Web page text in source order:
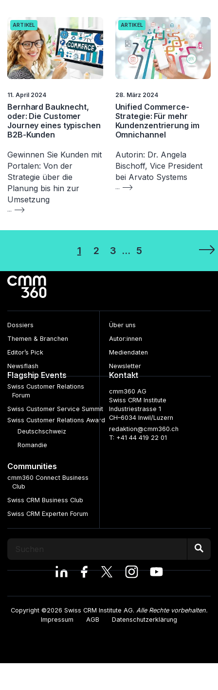
ARTIKEL
11. April 2024
Bernhard Bauknecht,
oder: Die Customer
Journey eines typischen
B2B-Kunden
Gewinnen Sie Kunden mit
Portalen: Von der
Strategie über die
Planung bis hin zur
Umsetzung
...
ARTIKEL
28. März 2024
Unified Commerce-
Strategie: Für mehr
Kundenzentrierung im
Omnichannel
Autorin: Dr. Angela
Bischoff, Vice President
bei Arvato Systems
...
Seitennummerierung
der
Beiträge
1 2 3 … 5
Dossiers
Themen & Branchen
Editor’s Pick
Newsflash
Über uns
Autor:innen
Mediendaten
Newsletter
Flagship Events
Swiss Customer Relations
Forum
Swiss Customer Service Summit
Swiss Customer Relations Award
Deutschschweiz
Romandie
Communities
cmm360 Connect Business
Club
Swiss CRM Business Club
Swiss CRM Experten Forum
Kontakt
cmm360 AG
Swiss CRM Institute
Industriestrasse 1
CH–6034 Inwil/Luzern
redaktion@cmm360.ch
T: +41 44 419 22 01
Copyright ©2026 Swiss CRM Institute AG. Alle Rechte vorbehalten.
Impressum
AGB Datenschutzerklärung